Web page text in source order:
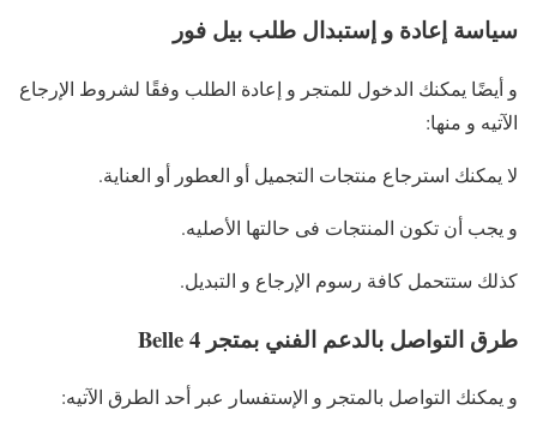
سياسة إعادة و إستبدال طلب بيل فور
و أيضًا يمكنك الدخول للمتجر و إعادة الطلب وفقًا لشروط الإرجاع
الآتيه و منها:
لا يمكنك استرجاع منتجات التجميل أو العطور أو العناية.
و يجب أن تكون المنتجات فى حالتها الأصليه.
كذلك ستتحمل كافة رسوم الإرجاع و التبديل.
طرق التواصل بالدعم الفني بمتجر Belle 4
و يمكنك التواصل بالمتجر و الإستفسار عبر أحد الطرق الآتيه: